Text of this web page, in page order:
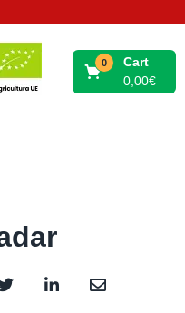
Cart
0
0,00€